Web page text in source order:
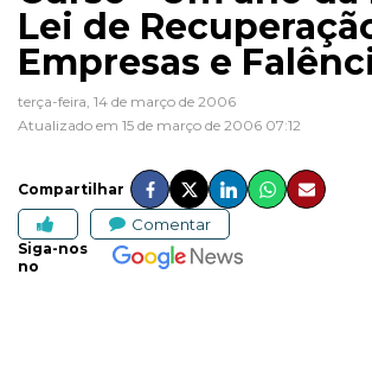
Lei de
Empresas e
terça-feira, 14 de março de 2006
Atualizado em 15 de março de 2006 07:12
Compartilhar
Comentar
Siga-nos
no